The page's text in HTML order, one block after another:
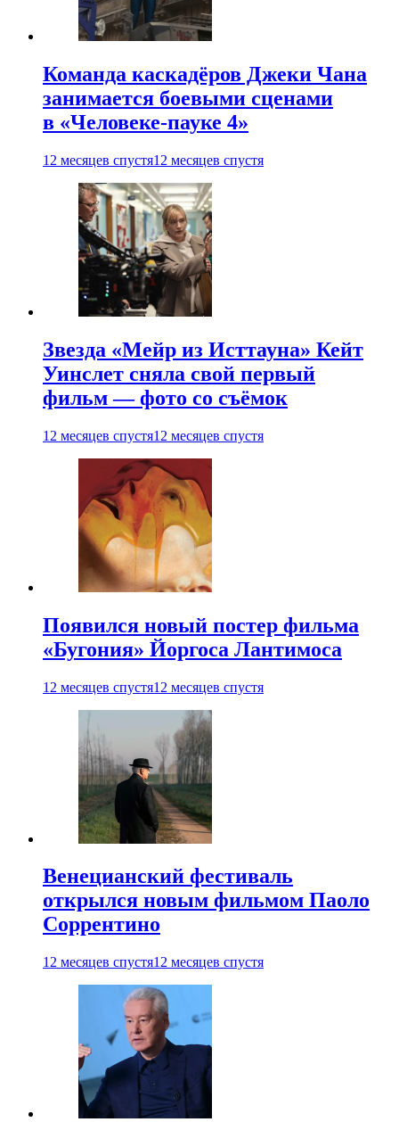
Команда каскадёров Джеки Чана
занимается боевыми сценами
в «Человеке-пауке 4»
12 месяцев спустя12 месяцев спустя
Звезда «Мейр из Исттауна» Кейт
Уинслет сняла свой первый
фильм — фото со съёмок
12 месяцев спустя12 месяцев спустя
Появился новый постер фильма
«Бугония» Йоргоса Лантимоса
12 месяцев спустя12 месяцев спустя
Венецианский фестиваль
открылся новым фильмом Паоло
Соррентино
12 месяцев спустя12 месяцев спустя